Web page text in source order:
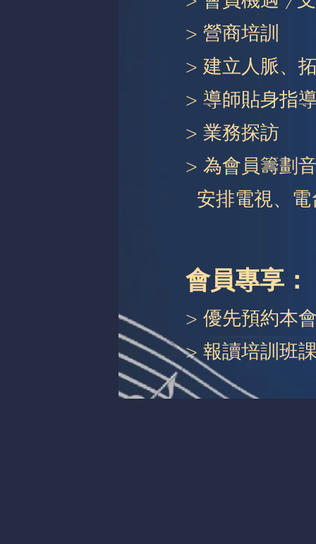
> 營商培訓
> 建立人脈、
> 導師貼身指
> 業務探訪
> 為會員籌劃
安排電視、
會員專享：
> 優先預約本
> 報讀培訓班